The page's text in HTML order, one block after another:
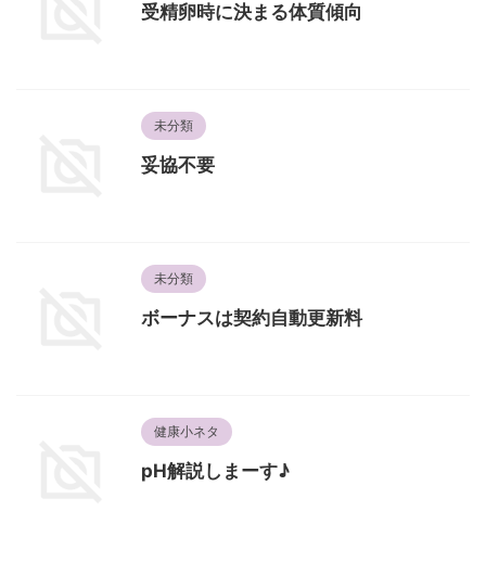
受精卵時に決まる体質傾向
未分類
妥協不要
未分類
ボーナスは契約自動更新料
健康小ネタ
pH解説しまーす♪